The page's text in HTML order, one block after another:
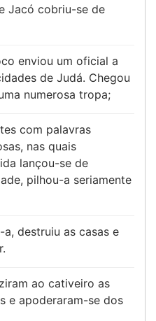
Jacó cobriu-se de
enviou um oficial a
de Judá. Chegou
numerosa tropa;
com palavras
nas quais
lançou-se de
pilhou-a seriamente
destruiu as casas e
ao cativeiro as
e apoderaram-se dos